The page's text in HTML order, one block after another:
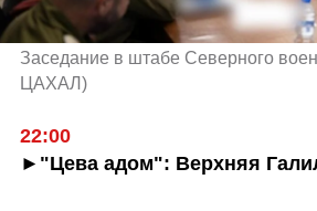
Заседание в штабе Северного
ЦАХАЛ)
22:00
►"Цева адом": Верхняя